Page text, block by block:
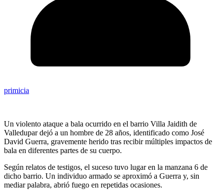
primicia
Un violento ataque a bala ocurrido en el barrio Villa Jaidith de
Valledupar dejó a un hombre de 28 años, identificado como José
David Guerra, gravemente herido tras recibir múltiples impactos de
bala en diferentes partes de su cuerpo.
Según relatos de testigos, el suceso tuvo lugar en la manzana 6 de
dicho barrio. Un individuo armado se aproximó a Guerra y, sin
mediar palabra, abrió fuego en repetidas ocasiones.